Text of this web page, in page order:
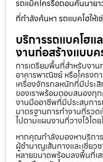
รถแม็คโครรื้อถอนคันนาย
ที่กำลังค้นหา รถแบคโฮให้เ
บริการรถแบคโฮแ
งานก่อสร้างแบบ
การเตรียมพื้นที่สำหรับงาน
อาคารพาณิชย์ หรือโครงก
เครื่องจักรกลหนักที่มีประ
ของเราพร้อมตอบสนองทุ
งานมืออาชีพที่มีประสบกา
มาตรฐานการทำงานที่รวด
ไปตามแผนงานที่วางไว้โด
หากคุณกำลังมองหาบริการ
ผู้ชำนาญเส้นทางและเชี่ย
หลายขนาดพร้อมลงพื้นที่เส